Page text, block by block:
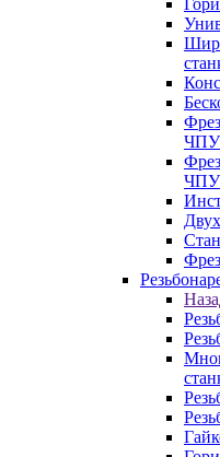
ЧПУ
ЧПУ